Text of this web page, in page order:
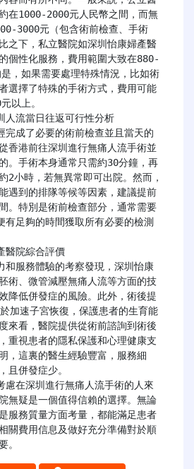
在1000-2000元人民幣之間，而無
3000元（包含術前檢查、手術
之下，私立醫院如深圳怡康婦產醫
個性化服務，費用範圍大致在880-
，如果需要處理特殊情況，比如術
選擇了特殊的手術方式，費用可能
以上。
香港前往深圳進行無痛人流手術並
。手術本身通常只需約30分鐘，再
2小時，若無異常即可出院。然而，
遇到的排隊等候等因素，建議提前
。特別是術前檢查部分，通常需要
足夠的時間獲取所有必要的檢測
術、微管減壓無痛人流等方面的技
降低併發症的風險。此外，術後提
加速子宮恢復，保護患者的生育能
來看，醫院提供從術前諮詢到術後
重視患者的隱私保護和心理健康支
，這裏的醫生經驗豐富，服務細
且併發症少。
無疑是一個值得信賴的選擇。無論
服務質量方面考量，都能滿足患者
關費用信息及做好充分準備對於順
。